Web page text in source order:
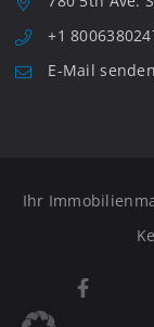
+1
E-Mail senden
Ihr